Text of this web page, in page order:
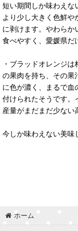
短い期間しか味わえな
より少し大きく色鮮
に剥けます。やわらか
食べやすく、愛媛県だ
・ブラッドオレンジ
の果肉を持ち、その果
に色が濃く、まるで血
付けられたそうです。
産量がまだまだ少ない
今しか味わえない美味
ホーム